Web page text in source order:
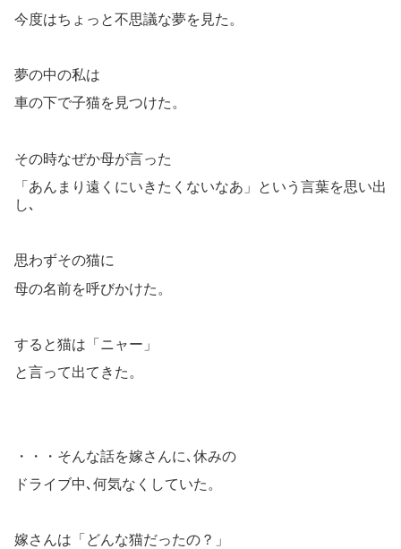
今度はちょっと不思議な夢を見た。
夢の中の私は
車の下で子猫を見つけた。
その時なぜか母が言った
「あんまり遠くにいきたくないなあ」という言葉を思い出
し､
思わずその猫に
母の名前を呼びかけた。
すると猫は「ニャー」
と言って出てきた。
・・・そんな話を嫁さんに､休みの
ドライブ中､何気なくしていた。
嫁さんは「どんな猫だったの？」